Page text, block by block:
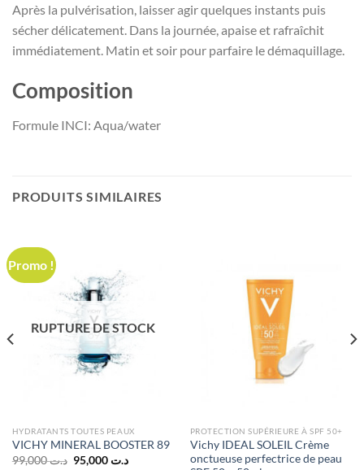
Après la pulvérisation, laisser agir quelques instants puis
sécher délicatement. Dans la journée, apaise et rafraîchit
immédiatement. Matin et soir pour parfaire le démaquillage.
Composition
Formule INCI: Aqua/water
PRODUITS SIMILAIRES
Promo !
RUPTURE DE STOCK
HYDRATANTS TOUTES PEAUX
VICHY MINERAL BOOSTER 89
د.ت99,000
Le
د.ت 95,000
Le
PROTECTION SUPÉRIEURE À SPF 50+
Vichy IDEAL SOLEIL Crème
onctueuse perfectrice de peau